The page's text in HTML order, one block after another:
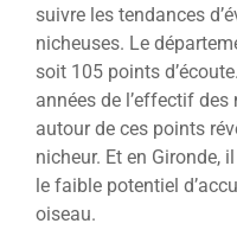
suivre les tendances
nicheuses. Le
soit 105 points
années de l’effectif
autour de ces points
nicheur. Et en Gironde,
le faible potentiel
oiseau.